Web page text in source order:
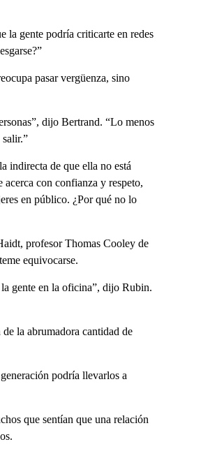
la gente podría criticarte en redes
pasar vergüenza, sino
dijo Bertrand. “Lo menos
indirecta de que ella no está
con confianza y respeto,
en público. ¿Por qué no lo
profesor Thomas Cooley de
equivocarse.
gente en la oficina”, dijo Rubin.
la abrumadora cantidad de
podría llevarlos a
que sentían que una relación